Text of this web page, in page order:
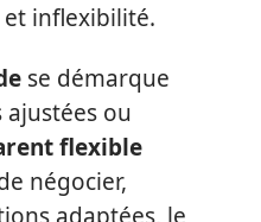
inflexibilité.
se démarque
ajustées ou
flexible
négocier,